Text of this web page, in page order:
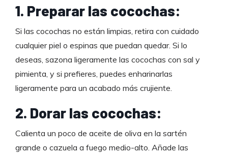
1. Preparar las cocochas:
Si las cocochas no están limpias, retira con cuidado
cualquier piel o espinas que puedan quedar. Si lo
deseas, sazona ligeramente las cocochas con sal y
pimienta, y si prefieres, puedes enharinarlas
ligeramente para un acabado más crujiente.
2. Dorar las cocochas:
Calienta un poco de aceite de oliva en la sartén
grande o cazuela a fuego medio-alto. Añade las